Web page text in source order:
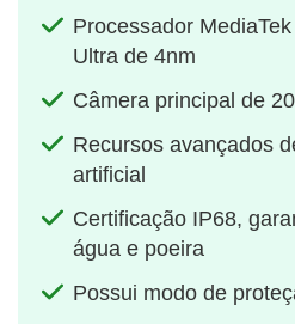
Processador
Ultra de 4nm
Câmera principal de
Recursos avançados
artificial
Certificação IP68,
água e poeira
Possui modo de